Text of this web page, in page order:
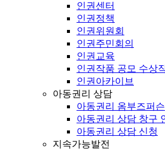
인권센터
인권정책
인권위원회
인권주민회의
인권교육
인권작품 공모 수상
인권아카이브
아동권리 상담
아동권리 옴부즈퍼슨
아동권리 상담 창구
아동권리 상담 신청
지속가능발전